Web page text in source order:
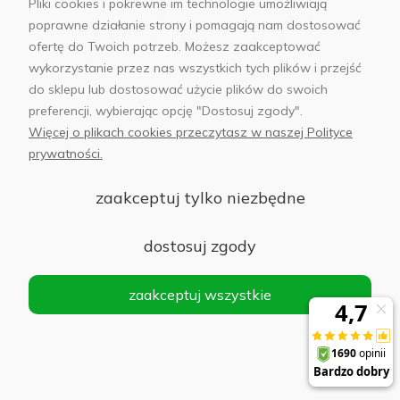
- Porównanie modeli
Porównanie Samsung Galaxy S26 vs Samsung Galaxy S25 -
sprawdź, co zmieniło się wraz z premierą nowej serii
telefonów południowokoreańskiego producenta. Seria Galaxy
pierwszego telefonu z agentem AI
Pliki cookies i pokrewne im technologie umożliwiają
poprawne działanie strony i pomagają nam dostosować
ofertę do Twoich potrzeb. Możesz zaakceptować
wykorzystanie przez nas wszystkich tych plików i przejść
do sklepu lub dostosować użycie plików do swoich
preferencji, wybierając opcję "Dostosuj zgody".
Więcej o plikach cookies przeczytasz w naszej Polityce
prywatności.
zaakceptuj tylko niezbędne
dostosuj zgody
zaakceptuj wszystkie